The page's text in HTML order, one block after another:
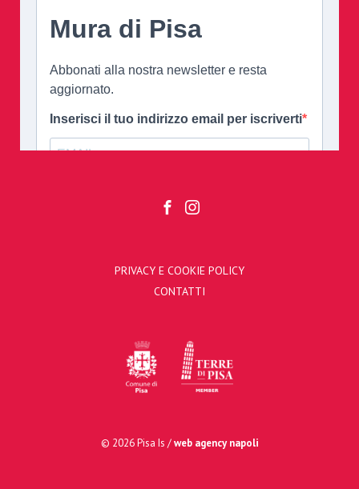
PRIVACY E COOKIE POLICY
CONTATTI
© 2026 Pisa Is /web agency napoli